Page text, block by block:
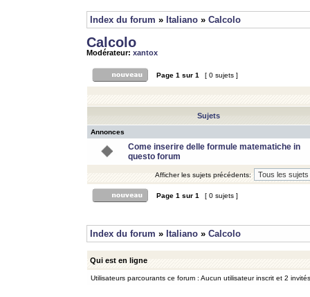
Index du forum » Italiano » Calcolo
Calcolo
Modérateur: xantox
Page 1 sur 1 [ 0 sujets ]
Sujets
Annonces
Come inserire delle formule matematiche in
questo forum
Afficher les sujets précédents:
Page 1 sur 1 [ 0 sujets ]
Index du forum » Italiano » Calcolo
Qui est en ligne
Utilisateurs parcourants ce forum : Aucun utilisateur inscrit et 2 invités